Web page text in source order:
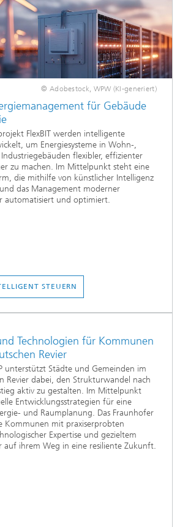
© Adobestock, WPW (KI-generiert)
für Gebäude
FlexBIT werden intelligente
um Energiesysteme in Wohn-,
flexibler, effizienter
zu machen. Im Mittelpunkt steht eine
die mithilfe von künstlicher Intelligenz
das Management moderner
automatisiert und optimiert.
STEUERN
Technologien für Kommunen
Revier
unterstützt Städte und Gemeinden im
Revier dabei, den Strukturwandel nach
aktiv zu gestalten. Im Mittelpunkt
Entwicklungsstrategien für eine
und Raumplanung. Das Fraunhofer
Kommunen mit praxiserprobten
Expertise und gezieltem
auf ihrem Weg in eine resiliente Zukunft.